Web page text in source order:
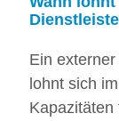
Ein
lohnt sich